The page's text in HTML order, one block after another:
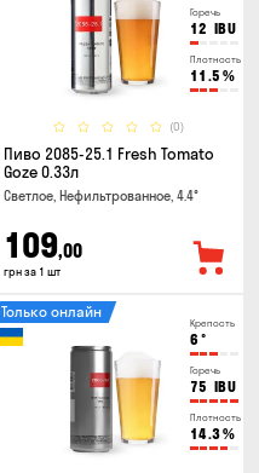
Горечь
12 IBU
Плотность
11.5 %
(0)
Пиво 2085-25.1 Fresh Tomato
Goze 0.33л
Светлое, Нефильтрованное, 4.4°
109,00
грн за 1 шт
Крепость
6 °
Горечь
75 IBU
Плотность
14.3%
Только онлайн